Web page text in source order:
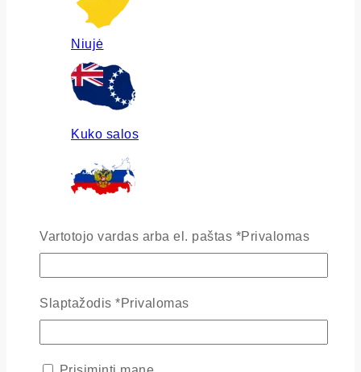
Niujė
Kuko salos
Vartotojo vardas arba el. paštas *Privalomas
Slaptažodis *Privalomas